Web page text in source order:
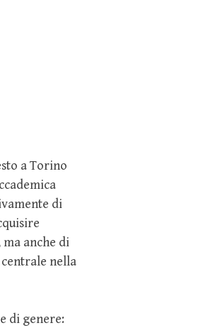
a Torino
di
anche di
nella
di genere: